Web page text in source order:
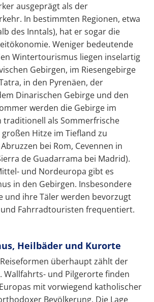
ausgeprägt als der
In bestimmten Regionen, etwa
des Inntals), hat er sogar die
Weniger bedeutende
Wintertourismus liegen inselartig
Gebirgen, im Riesengebirge
in den Pyrenäen, der
Dinarischen Gebirge und den
werden die Gebirge im
als Sommerfrische
Hitze im Tiefland zu
bei Rom, Cevennen in
de Guadarrama bei Madrid).
und Nordeuropa gibt es
in den Gebirgen. Insbesondere
und ihre Täler werden bevorzugt
Fahrradtouristen frequentiert.
Heilbäder und Kurorte
überhaupt zählt der
Wallfahrts- und Pilgerorte finden
mit vorwiegend katholischer
Bevölkerung. Die Lage